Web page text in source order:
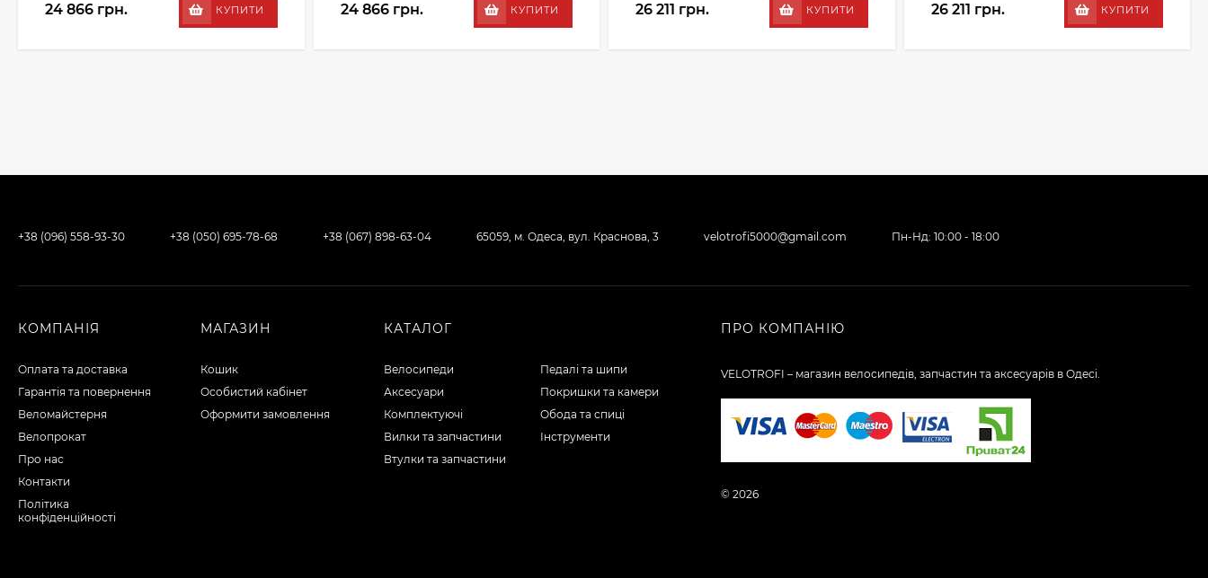
24 866 грн. КУПИТИ 24 866 грн. КУПИТИ 26 211 грн. КУПИТИ 26 211 грн. КУПИТИ
+38 (096) 558-93-30 +38 (050) 695-78-68 +38 (067) 898-63-04 65059, м. Одеса, вул. Краснова, 3 velotrofi5000@gmail.com Пн-Нд: 10:00 - 18:00
КОМПАНІЯ
Оплата та доставка
Гарантія та повернення
Веломайстерня
Велопрокат
Про нас
Контакти
Політика
конфіденційності
МАГАЗИН
Кошик
Особистий кабінет
Оформити замовлення
КАТАЛОГ
Велосипеди
Аксесуари
Комплектуючі
Вилки та запчастини
Втулки та запчастини
Педалі та шипи
Покришки та камери
Обода та спиці
Інструменти
ПРО КОМПАНІЮ
VELOTROFI – магазин велосипедів, запчастин та аксесуарів в Одесі.
© 2026